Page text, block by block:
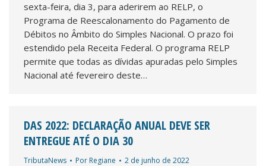
sexta-feira, dia 3, para aderirem ao RELP, o
Programa de Reescalonamento do Pagamento de
Débitos no Âmbito do Simples Nacional. O prazo foi
estendido pela Receita Federal. O programa RELP
permite que todas as dívidas apuradas pelo Simples
Nacional até fevereiro deste…
DAS 2022: DECLARAÇÃO ANUAL DEVE SER
ENTREGUE ATÉ O DIA 30
TributaNews Por Regiane 2 de junho de 2022